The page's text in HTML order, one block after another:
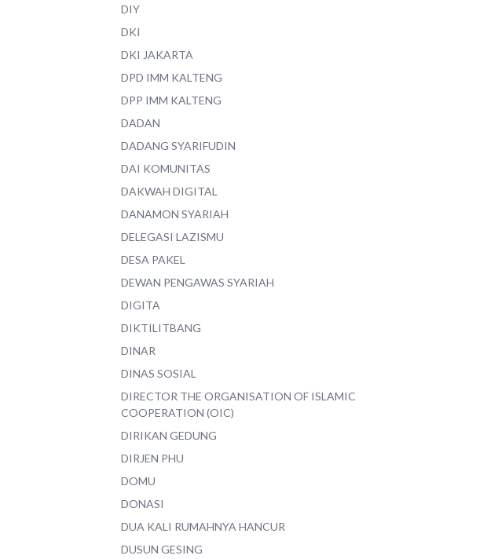
DIY
DKI
DKI JAKARTA
DPD IMM KALTENG
DPP IMM KALTENG
DADAN
DADANG SYARIFUDIN
DAI KOMUNITAS
DAKWAH DIGITAL
DANAMON SYARIAH
DELEGASI LAZISMU
DESA PAKEL
DEWAN PENGAWAS SYARIAH
DIGITA
DIKTILITBANG
DINAR
DINAS SOSIAL
DIRECTOR THE ORGANISATION OF ISLAMIC
COOPERATION (OIC)
DIRIKAN GEDUNG
DIRJEN PHU
DOMU
DONASI
DUA KALI RUMAHNYA HANCUR
DUSUN GESING